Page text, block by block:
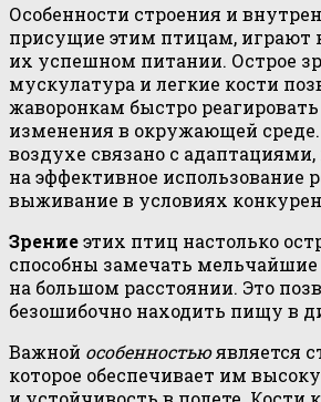
Особенности строения и
присущие этим птицам, играют
их успешном питании. Острое
мускулатура и легкие кости
жаворонкам быстро
изменения в окружающей
воздухе связано с
на эффективное использование
выживание в условиях
Зрениеэтих птиц настолько
способны замечать
на большом расстоянии. Это
безошибочно находить пищу в
Важной особенностьюявляется
которое обеспечивает им